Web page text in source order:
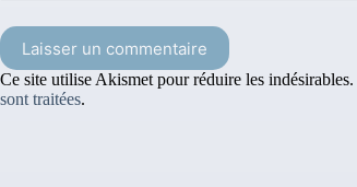
Laisser un commentaire
Ce site utilise Akismet pour réduire les indésirables.
sont traitées.